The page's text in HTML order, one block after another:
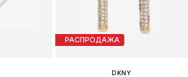
РАСПРОДАЖА
DKNY